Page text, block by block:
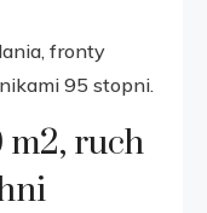
fronty
95 stopni.
m2, ruch